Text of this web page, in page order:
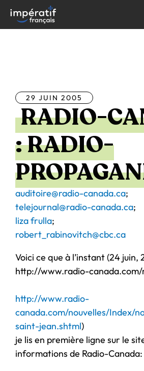
contenu
29 JUIN 2005
RADIO-
: RADIO-
auditoire@radio-canada.ca;
telejournal@radio-canada.ca;
liza frulla;
robert_rabinovitch@cbc.ca
Voici ce que à l’instant (24 juin,
http://www.radio-canada.com/
http://www.radio-
canada.com/nouvelles/Index/
saint-jean.shtml)
je lis en première ligne sur le
informations de Radio-Canada: